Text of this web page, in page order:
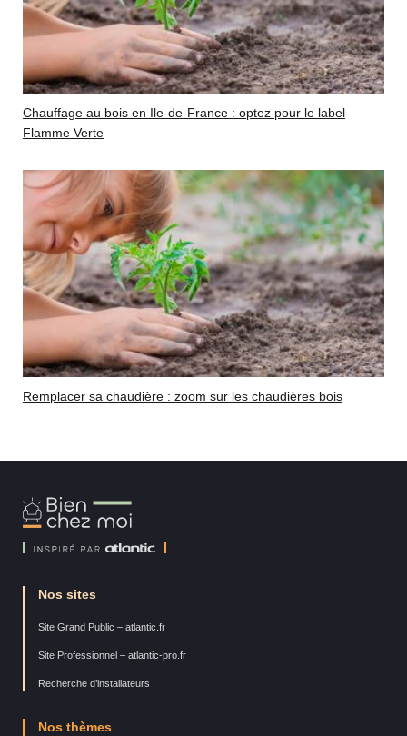
Chauffage au bois en Ile-de-France : optez pour le label
Flamme Verte
Remplacer sa chaudière : zoom sur les chaudières bois
Bien
Chez
Nos sites
Site Grand Public – atlantic.fr
Site Professionnel – atlantic-pro.fr
Recherche d’installateurs
Nos thèmes